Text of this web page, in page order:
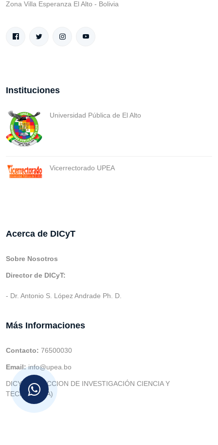
Zona Villa Esperanza El Alto - Bolivia
Instituciones
Universidad Pública de El Alto
Vicerrectorado UPEA
Acerca de DICyT
Sobre Nosotros
Director de DICyT:
- Dr. Antonio S. López Andrade Ph. D.
Más Informaciones
Contacto: 76500030
Email: info@upea.bo
DICYT (DIRECCION DE INVESTIGACIÓN CIENCIA Y
TECNOLOGIA)